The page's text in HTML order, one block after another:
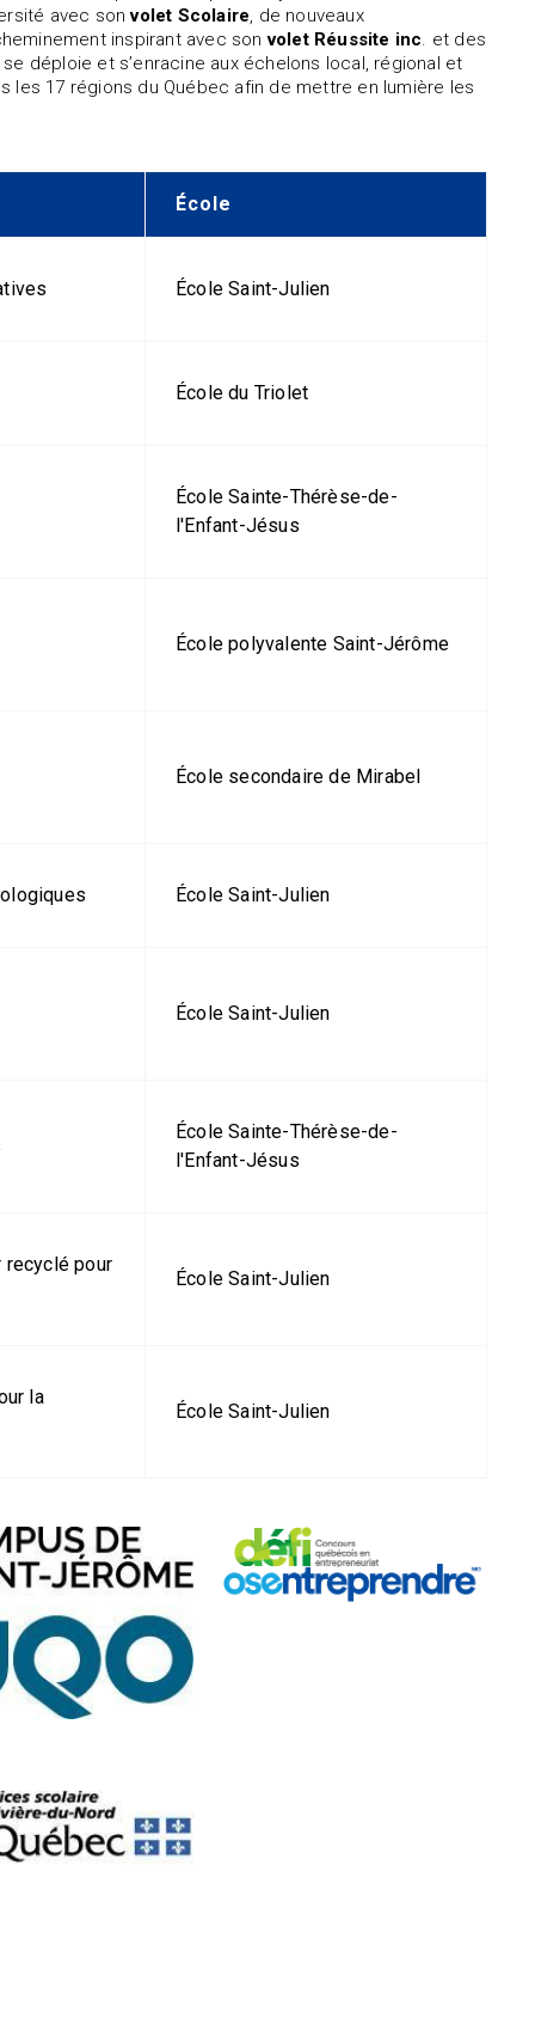
avec sonvolet Scolaire, de nouveaux
inspirant avec sonvolet Réussite inc. et des
se déploie et s’enracine aux échelons local, régional et
les 17 régions du Québec afin de mettre en lumière les
École
École Saint-Julien
École du Triolet
École Sainte-Thérèse-de-
l'Enfant-Jésus
École polyvalente Saint-Jérôme
École secondaire de Mirabel
École Saint-Julien
École Saint-Julien
École Sainte-Thérèse-de-
l'Enfant-Jésus
recyclé pour
École Saint-Julien
la
École Saint-Julien